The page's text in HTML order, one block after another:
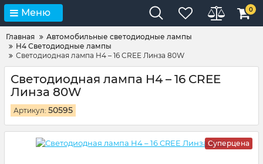
Меню 0
Главная
Автомобильные светодиодные лампы
H4 Светодиодные лампы
Светодиодная лампа H4 – 16 CREE Линза 80W
Светодиодная лампа H4 – 16 CREE
Линза 80W
Артикул: 50595
Суперцена